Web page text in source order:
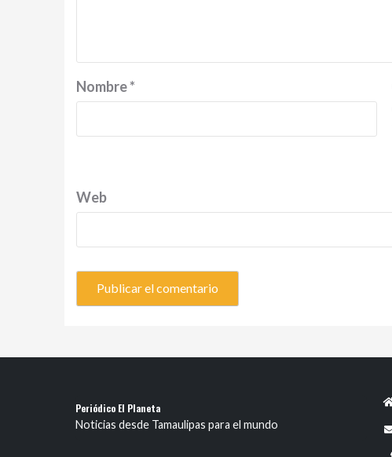
Nombre*
Web
Periódico El Planeta
Noticias desde Tamaulipas para el mundo